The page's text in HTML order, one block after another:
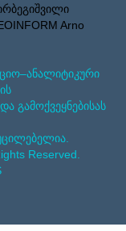
Arno
გამოქვეყნებისას
Reserved.